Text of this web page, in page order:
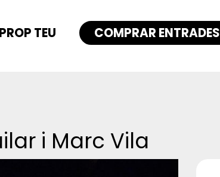
TEU COMPRAR ENTRADES
i Marc Vila